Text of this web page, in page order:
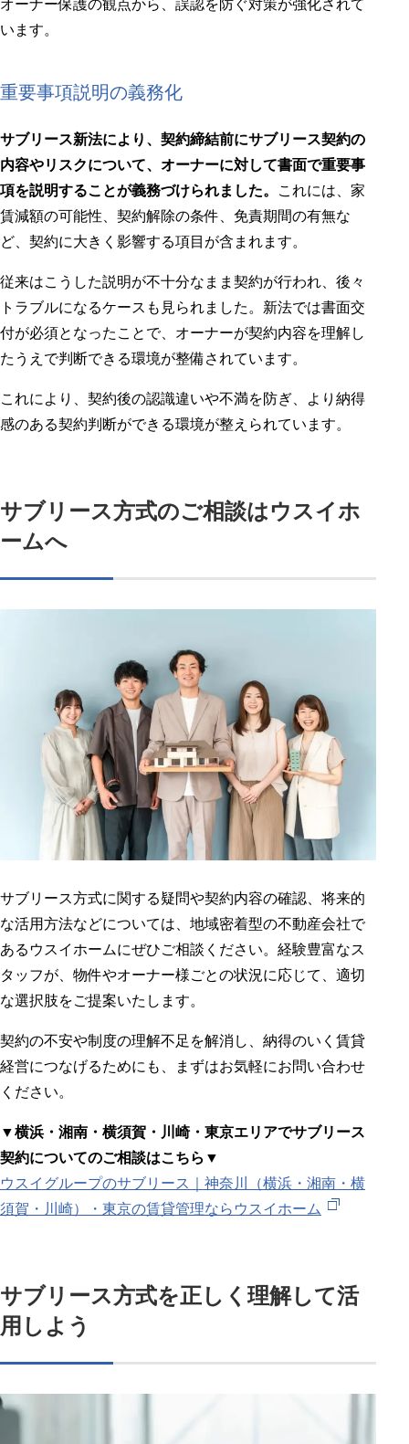
オーナー保護の観点から、誤認を防ぐ対策が強化されて
います。
重要事項説明の義務化
サブリース新法により、契約締結前にサブリース契約の
内容やリスクについて、オーナーに対して書面で重要事
項を説明することが義務づけられました。
これには、家
賃減額の可能性、契約解除の条件、免責期間の有無な
ど、契約に大きく影響する項目が含まれます。
従来はこうした説明が不十分なまま契約が行われ、後々
トラブルになるケースも見られました。新法では書面交
付が必須となったことで、オーナーが契約内容を理解し
たうえで判断できる環境が整備されています。
これにより、契約後の認識違いや不満を防ぎ、より納得
感のある契約判断ができる環境が整えられています。
サブリース方式のご相談はウスイホ
ームへ
サブリース方式に関する疑問や契約内容の確認、将来的
な活用方法などについては、地域密着型の不動産会社で
あるウスイホームにぜひご相談ください。経験豊富なス
タッフが、物件やオーナー様ごとの状況に応じて、適切
な選択肢をご提案いたします。
契約の不安や制度の理解不足を解消し、納得のいく賃貸
経営につなげるためにも、まずはお気軽にお問い合わせ
ください。
▼横浜・湘南・横須賀・川崎・東京エリアでサブリース
契約についてのご相談はこちら▼
ウスイグループのサブリース｜神奈川（横浜・湘南・横
須賀・川崎）・東京の賃貸管理ならウスイホーム
サブリース方式を正しく理解して活
用しよう